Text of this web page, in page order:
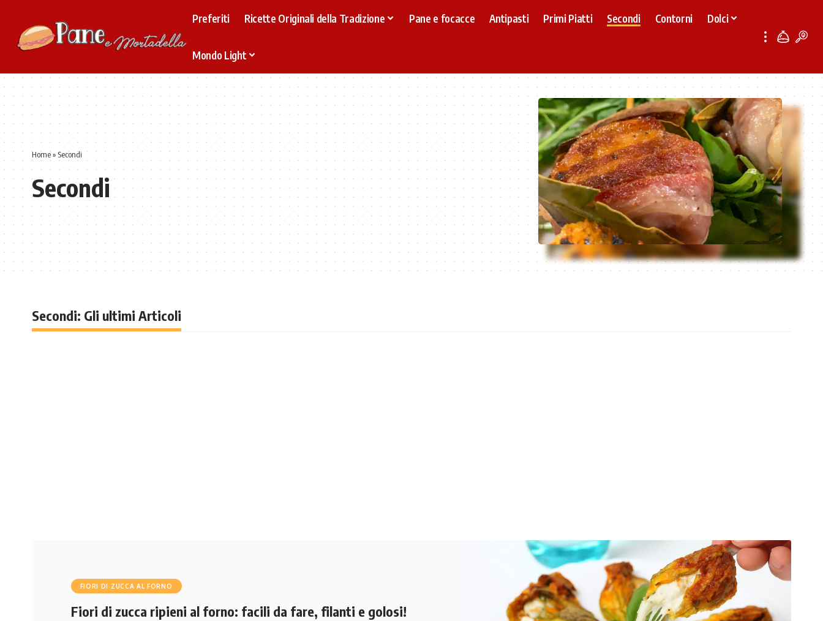
Preferiti Ricette Originali della Tradizione Pane e focacce Antipasti Primi Piatti Secondi Contorni Dolci
Mondo Light
Home» Secondi
Secondi
Secondi: Gli ultimi Articoli
FIORI DI ZUCCA AL FORNO
Fiori di zucca ripieni al forno: facili da fare, filanti e golosi!